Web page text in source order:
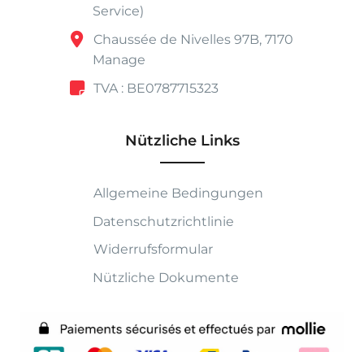
Service)
Chaussée de Nivelles 97B, 7170
Manage
TVA : BE0787715323
Nützliche Links
Allgemeine Bedingungen
Datenschutzrichtlinie
Widerrufsformular
Nützliche Dokumente